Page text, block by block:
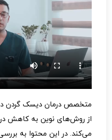
متخصص درمان دیسک گردن در
از روش‌های نوین به کاهش
می‌کند. در این محتوا به